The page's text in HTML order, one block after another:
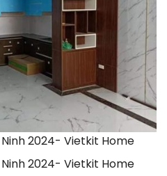
2024- Vietkit Home
2024- Vietkit Home